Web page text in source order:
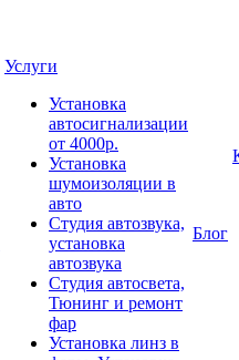
Услуги
Установка
автосигнализации
от 4000р.
Установка
шумоизоляции в
авто
Студия автозвука,
установка
автозвука
Студия автосвета,
Тюнинг и ремонт
фар
Установка линз в
Блог